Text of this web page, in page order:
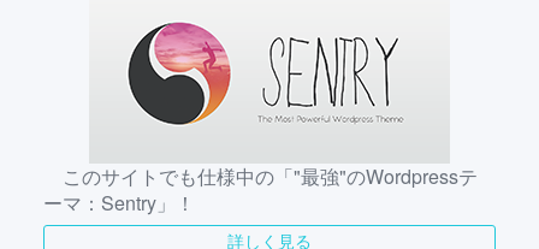
このサイトでも仕様中の「"最強"のWordpressテ
ーマ：Sentry」！
詳しく見る